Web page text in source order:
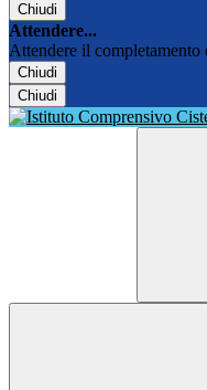
Chiudi
Attendere...
Attendere il completamento
Chiudi
Chiudi